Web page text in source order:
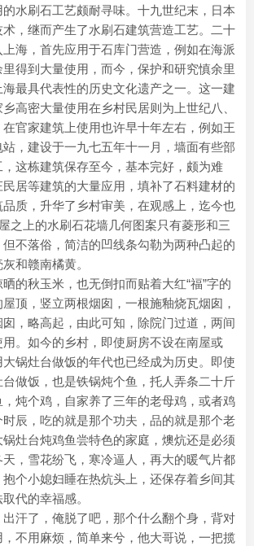
水刷石工艺颇耐寻味。十九世纪末，日本
术，继而产生了水刷石建筑营造工艺。二十
海，首先应用于石库门营造，例如在海派
得到大量使用，而今，保护和研究慎余里
最具代表性的历史文化遗产之一。这一建
高密大量使用在乡村民居则为上世纪八、
官家建筑上使用也许早十年左右，例如王
，建设于一九七五年十一月，墙面有些部
这栋建筑保存至今，基本完好，颇为难
居等建筑的大量应用，填补了石料建材的
质，升华了乡村审美，在观感上，迄今也
之上的水刷石花墙几何图案只有菱形和三
不落俗，简洁的凹线条勾勒为两种凸起的
和赣南橘黄。
的秋玉米，也无倒扣而贴着大红“福”字的
顶，竖立两根烟囱，一根施釉烧瓦烟囱，
，略高起，由此可知，除院门过道，两间
。如今的乡村，即使厨房不设在南屋或
锅灶台做饭的年代也已经成为历史。即使
做饭，也是铁锅炖个鱼，托人弄条二十斤
炖个鸡，自家养了三年的老母鸡，或者鸡
辰，吃的就是那个功夫，品的就是那个老
灶台炖鸡鱼尝特色的家庭，燠炕还是必须
，雪花纷飞，寒冷逼人，再大的暖气片都
个小媳妇睡在热炕头上，还保存着乡间其
代的幸福感。
汗了，俺脱了吧，那个什么翻个身，背对
不用麻烦，简单来兮，他大哥说，一把揽